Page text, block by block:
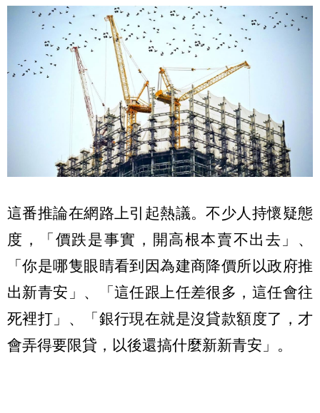
這番推論在網路上引起熱議。不少人持懷疑態
度，「價跌是事實，開高根本賣不出去」、
「你是哪隻眼睛看到因為建商降價所以政府推
出新青安」、「這任跟上任差很多，這任會往
死裡打」、「銀行現在就是沒貸款額度了，才
會弄得要限貸，以後還搞什麼新新青安」。